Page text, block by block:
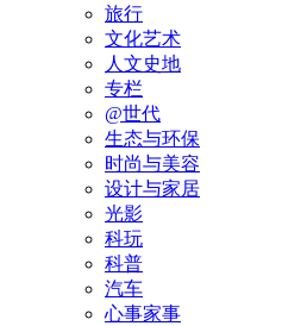
旅行
文化艺术
人文史地
专栏
@世代
生态与环保
时尚与美容
设计与家居
光影
科玩
科普
汽车
心事家事